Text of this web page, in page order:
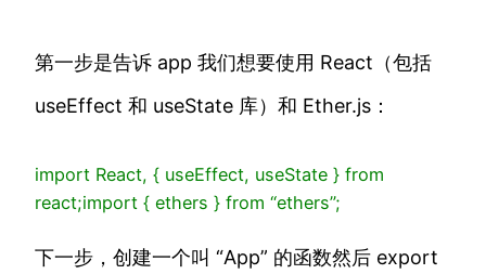
第一步是告诉 app 我们想要使用 React（包括
useEffect 和 useState 库）和 Ether.js：
import React, { useEffect, useState } from
react;import { ethers } from “ethers”;
下一步，创建一个叫 “App” 的函数然后 export